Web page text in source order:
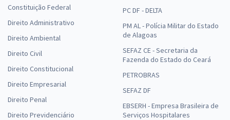
Constituição Federal
Direito Administrativo
Direito Ambiental
Direito Civil
Direito Constitucional
Direito Empresarial
Direito Penal
Direito Previdenciário
PC DF - DELTA
PM AL - Polícia Militar do Estado
de Alagoas
SEFAZ CE - Secretaria da
Fazenda do Estado do Ceará
PETROBRAS
SEFAZ DF
EBSERH - Empresa Brasileira de
Serviços Hospitalares